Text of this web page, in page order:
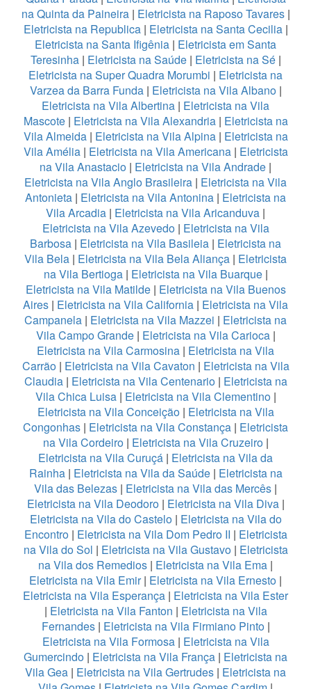
na Quinta da Paineira| Eletricista na Raposo Tavares|
Eletricista na Republica| Eletricista na Santa Cecilia|
Eletricista na Santa Ifigênia | Eletricista em Santa
Teresinha| Eletricista na Saúde| Eletricista na Sé|
Eletricista na Super Quadra Morumbi | Eletricista na
Varzea da Barra Funda| Eletricista na Vila Albano|
Eletricista na Vila Albertina | Eletricista na Vila
Mascote| Eletricista na Vila Alexandria| Eletricista na
Vila Almeida | Eletricista na Vila Alpina | Eletricista na
Vila Amélia | Eletricista na Vila Americana| Eletricista
na Vila Anastacio | Eletricista na Vila Andrade |
Eletricista na Vila Anglo Brasileira | Eletricista na Vila
Antonieta | Eletricista na Vila Antonina | Eletricista na
Vila Arcadia | Eletricista na Vila Aricanduva |
Eletricista na Vila Azevedo| Eletricista na Vila
Barbosa | Eletricista na Vila Basileia | Eletricista na
Vila Bela | Eletricista na Vila Bela Aliança | Eletricista
na Vila Bertioga| Eletricista na Vila Buarque|
Eletricista na Vila Matilde| Eletricista na Vila Buenos
Aires | Eletricista na Vila California | Eletricista na Vila
Campanela | Eletricista na Vila Mazzei | Eletricista na
Vila Campo Grande| Eletricista na Vila Carioca|
Eletricista na Vila Carmosina | Eletricista na Vila
Carrão| Eletricista na Vila Cavaton | Eletricista na Vila
Claudia| Eletricista na Vila Centenario| Eletricista na
Vila Chica Luisa | Eletricista na Vila Clementino|
Eletricista na Vila Conceição| Eletricista na Vila
Congonhas | Eletricista na Vila Constança | Eletricista
na Vila Cordeiro| Eletricista na Vila Cruzeiro |
Eletricista na Vila Curuçá | Eletricista na Vila da
Rainha | Eletricista na Vila da Saúde| Eletricista na
Vila das Belezas | Eletricista na Vila das Mercês |
Eletricista na Vila Deodoro| Eletricista na Vila Diva|
Eletricista na Vila do Castelo| Eletricista na Vila do
Encontro| Eletricista na Vila Dom Pedro II | Eletricista
na Vila do Sol | Eletricista na Vila Gustavo| Eletricista
na Vila dos Remedios | Eletricista na Vila Ema |
Eletricista na Vila Emir| Eletricista na Vila Ernesto |
Eletricista na Vila Esperança | Eletricista na Vila Ester
| Eletricista na Vila Fanton | Eletricista na Vila
Fernandes| Eletricista na Vila Firmiano Pinto|
Eletricista na Vila Formosa| Eletricista na Vila
Gumercindo | Eletricista na Vila França | Eletricista na
Vila Gea | Eletricista na Vila Gertrudes | Eletricista na